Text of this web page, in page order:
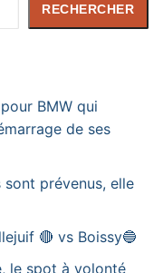
RECHERCHER
BMW qui
de ses
prévenus, elle
🔴 vs Boissy🔵
le spot à volonté